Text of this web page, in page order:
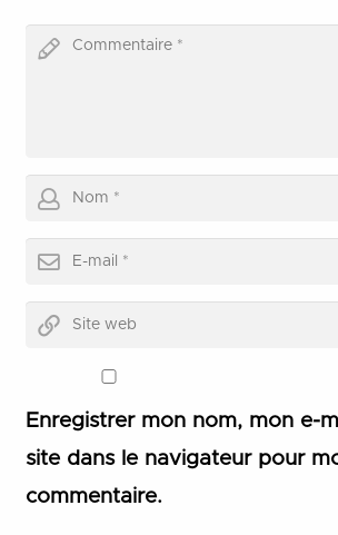
Enregistrer mon nom, mon e-
site dans le navigateur pour
commentaire.